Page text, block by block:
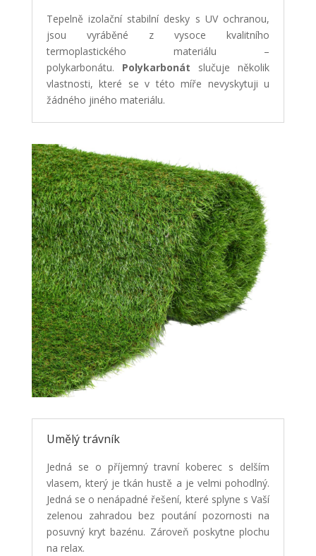
Tepelně izolační stabilní desky s UV ochranou,
jsou vyráběné z vysoce kvalitního
termoplastického materiálu –
polykarbonátu. Polykarbonát slučuje několik
vlastnosti, které se v této míře nevyskytuji u
žádného jiného materiálu.
Umělý trávník
Jedná se o příjemný travní koberec s delším
vlasem, který je tkán hustě a je velmi pohodlný.
Jedná se o nenápadné řešení, které splyne s Vaší
zelenou zahradou bez poutání pozornosti na
posuvný kryt bazénu. Zároveň poskytne plochu
na relax.